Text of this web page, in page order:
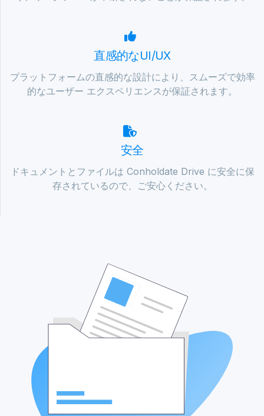
直感的なUI/UX
プラットフォームの直感的な設計により、スムーズで効率
的なユーザー エクスペリエンスが保証されます。
安全
ドキュメントとファイルは Conholdate Drive に安全に保
存されているので、ご安心ください。